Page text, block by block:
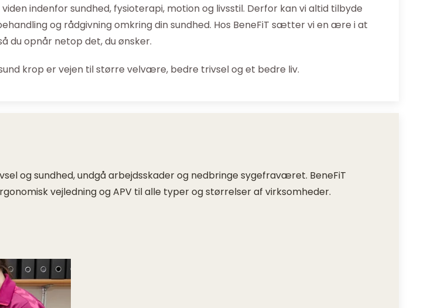
indenfor sundhed, fysioterapi, motion og livsstil. Derfor kan vi altid tilbyde
og rådgivning omkring din sundhed. Hos BeneFiT sætter vi en ære i at
du opnår netop det, du ønsker.
krop er vejen til større velvære, bedre trivsel og et bedre liv.
og sundhed, undgå arbejdsskader og nedbringe sygefraværet. BeneFiT
vejledning og APV til alle typer og størrelser af virksomheder.